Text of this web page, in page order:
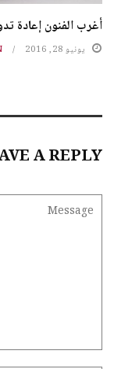
أغرب الفنون إعادة
يونيو 28, 2016
A REPLY